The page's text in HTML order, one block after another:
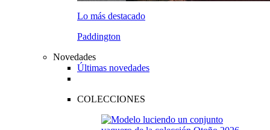
Lo más destacado
Paddington
Novedades
Últimas novedades
COLECCIONES